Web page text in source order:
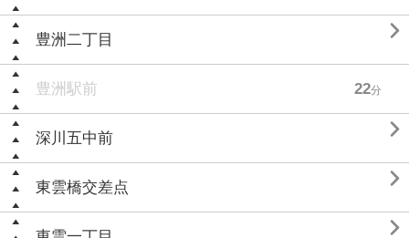
豊洲二丁目 
豊洲駅前 22分
深川五中前 
東雲橋交差点 
